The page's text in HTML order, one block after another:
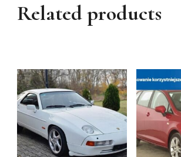
Related products